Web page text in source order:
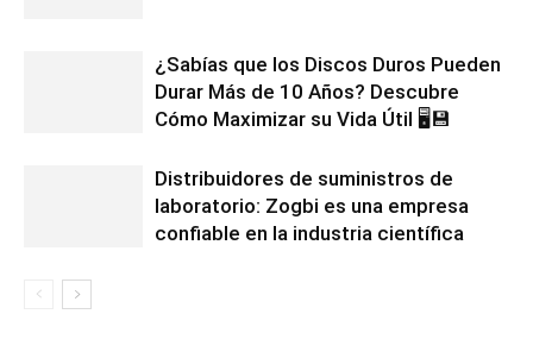
¿Sabías que los Discos Duros Pueden
Durar Más de 10 Años? Descubre
Cómo Maximizar su Vida Útil 🖥️💾
Distribuidores de suministros de
laboratorio: Zogbi es una empresa
confiable en la industria científica